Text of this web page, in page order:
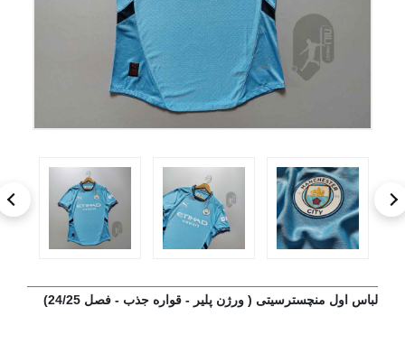
لباس اول منچسترسیتی ( ورژن پلیر - قواره جذب - فصل 24/25)